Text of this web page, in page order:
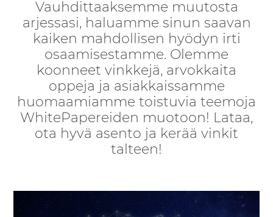
Vauhdittaaksemme muutosta
arjessasi, haluamme sinun saavan
kaiken mahdollisen hyödyn irti
osaamisestamme. Olemme
koonneet vinkkejä, arvokkaita
oppeja ja asiakkaissamme
huomaamiamme toistuvia teemoja
WhitePapereiden muotoon! Lataa,
ota hyvä asento ja kerää vinkit
talteen!